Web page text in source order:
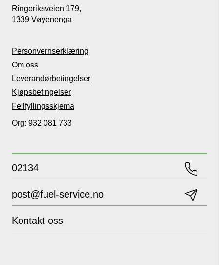
Ringeriksveien 179,
1339 Vøyenenga
Personvernserklæring
Om oss
Leverandørbetingelser
Kjøpsbetingelser
Feilfyllingsskjema
Org: 932 081 733
02134
post@fuel-service.no
Kontakt oss